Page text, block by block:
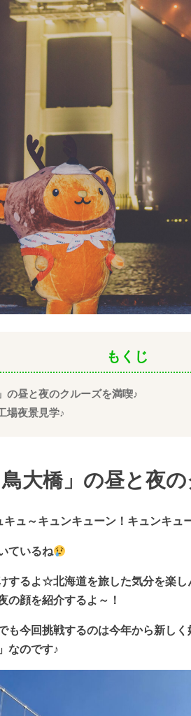
もくじ
の昼と夜のクルーズを満喫♪
場夜景見学♪
大橋」の昼と夜
キュ～キュンキューン！キュンキュ
ているね
するよ☆北海道を旅した気分を楽
の顔を紹介するよ～！
も今回挑戦するのは今年から新し
なのです♪